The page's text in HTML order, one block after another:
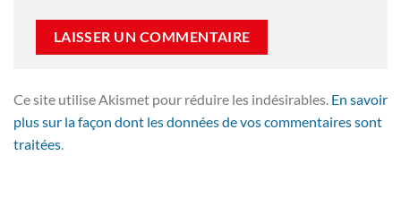
Ce site utilise Akismet pour réduire les indésirables. En savoir
plus sur la façon dont les données de vos commentaires sont
traitées